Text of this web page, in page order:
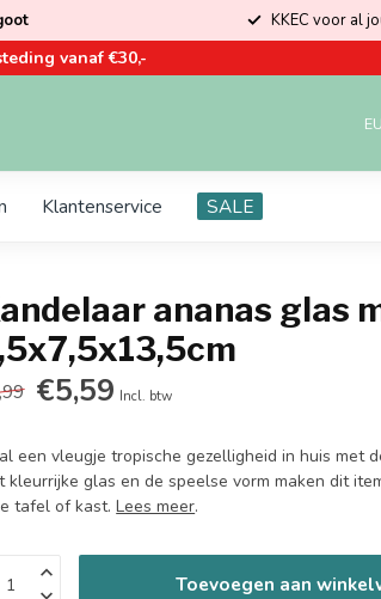
KKEC voor al
vanaf €30,-
Klantenservice SALE
ananas glas
€5,59 Incl. btw
een vleugje tropische gezelligheid in huis met
kleurrijke glas en de speelse vorm maken dit
tafel of kast.Lees meer.
Toevoegen aan